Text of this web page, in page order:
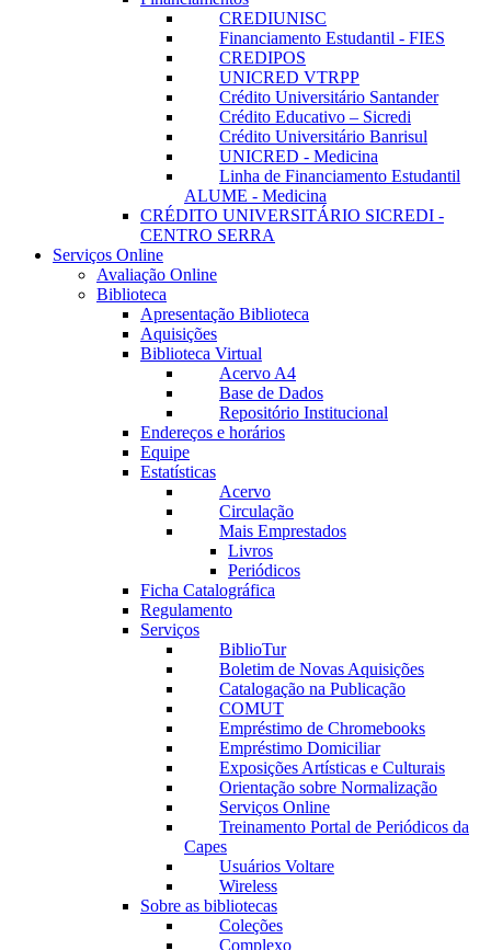
CREDIUNISC
Financiamento Estudantil - FIES
CREDIPOS
UNICRED VTRPP
Crédito Universitário Santander
Crédito Educativo – Sicredi
Crédito Universitário Banrisul
UNICRED - Medicina
Linha de Financiamento Estudantil
ALUME - Medicina
CRÉDITO UNIVERSITÁRIO SICREDI -
CENTRO SERRA
Serviços Online
Avaliação Online
Biblioteca
Apresentação Biblioteca
Aquisições
Biblioteca Virtual
Acervo A4
Base de Dados
Repositório Institucional
Endereços e horários
Equipe
Estatísticas
Acervo
Circulação
Mais Emprestados
Livros
Periódicos
Ficha Catalográfica
Regulamento
Serviços
BiblioTur
Boletim de Novas Aquisições
Catalogação na Publicação
COMUT
Empréstimo de Chromebooks
Empréstimo Domiciliar
Exposições Artísticas e Culturais
Orientação sobre Normalização
Serviços Online
Treinamento Portal de Periódicos da
Capes
Usuários Voltare
Wireless
Sobre as bibliotecas
Coleções
Complexo